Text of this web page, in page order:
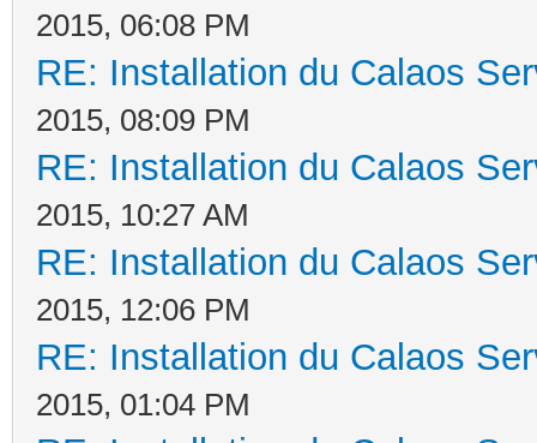
2015, 06:08 PM
RE: Installation du Calaos
2015, 08:09 PM
RE: Installation du Calaos
2015, 10:27 AM
RE: Installation du Calaos
2015, 12:06 PM
RE: Installation du Calaos
2015, 01:04 PM